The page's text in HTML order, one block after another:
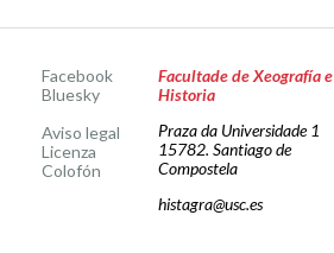
Facebook
Bluesky
Aviso legal
Licenza
Colofón
Facultade de Xeografía e
Historia
Praza da Universidade 1
15782. Santiago de
Compostela
histagra@usc.es